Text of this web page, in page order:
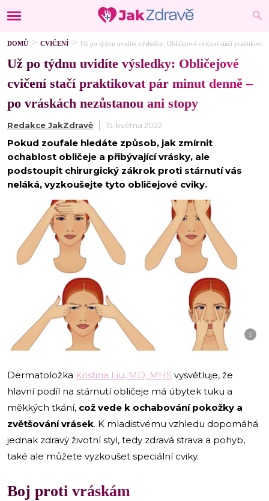
DOMŮ CVIČENÍ Už po týdnu uvidíte výsledky: Obličejové cvičení stačí praktikovat
Už po týdnu uvidíte výsledky: Obličejové
cvičení stačí praktikovat pár minut denně –
po vráskách nezůstanou ani stopy
Redakce JakZdravě 15. května 2022
Pokud zoufale hledáte způsob, jak zmírnit
ochablost obličeje a přibývající vrásky, ale
podstoupit chirurgický zákrok proti stárnutí vás
neláká, vyzkoušejte tyto obličejové cviky.
i
Dermatoložka Kristina Liu, MD, MHS vysvětluje, že
hlavní podíl na stárnutí obličeje má úbytek tuku a
měkkých tkání, což vede k ochabování pokožky a
zvětšování vrásek. K mladistvému vzhledu dopomáhá
jednak zdravý životní styl, tedy zdravá strava a pohyb,
také ale můžete vyzkoušet speciální cviky.
Boj proti vráskám